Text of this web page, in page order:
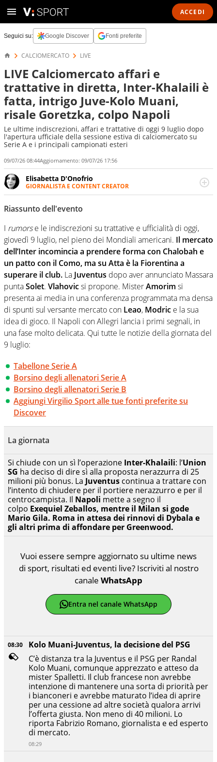
ACCEDI
Seguici su: Google Discover Fonti preferite
CALCIOMERCATO LIVE
LIVE Calciomercato affari e
trattative in diretta, Inter-Khalaili è
fatta, intrigo Juve-Kolo Muani,
risale Goretzka, colpo Napoli
Le ultime indiscrezioni, affari e trattative di oggi 9 luglio dopo
l'apertura ufficiale della sessione estiva di calciomercato su
Serie A e i principali campionati esteri
09/07/26 08:44Aggiornamento: 09/07/26 17:56
Elisabetta D'Onofrio
GIORNALISTA E CONTENT CREATOR
Giornalista professionista dal 2007, scrive per curiosità
personale e necessità: soprattutto di calcio, di sport e dei
suoi protagonisti, concedendosi innocenti evasioni
destra, oggi si sente a suo agio nel ruolo di libero. Cura
una classifica riservata dei migliori 5 calciatori di sempre.
Riassunto dell'evento
I rumorse le indiscrezioni su trattative e ufficialità di oggi,
giovedì 9 luglio, nel pieno dei Mondiali americani. Il mercato
dell’Inter incomincia a prendere forma con Chalobah e
un patto con il Como, ma su Atta è la Fiorentina a
superare il club. La Juventus dopo aver annunciato Massara
puntaSolet. Vlahovicsi propone. MisterAmorim si
presenta ai media in una conferenza programmata ma densa
di spunti sul versante mercato con Leao, Modric e la sua
idea di gioco. Il Napoli con Allegri lancia i primi segnali, in
una fase molto delicata. Qui tutte le notizie della giornata del
9 luglio:
Tabellone Serie A
Borsino degli allenatori Serie A
Borsino degli allenatori Serie B
Aggiungi Virgilio Sport alle tue fonti preferite su
Discover
La giornata
Si chiude con un sì l’operazione Inter-Khalaili: l’Union
SG ha deciso di dire sì alla proposta nerazzurra di 25
milioni più bonus. La Juventus continua a trattare con
l’intento di chiudere per il portiere nerazzurro e per il
centrocampista. Il Napoli mette a segno il
colpo Exequiel Zeballos, mentre il Milan si gode
Mario Gila. Roma in attesa dei rinnovi di Dybala e
gli altri prima di affondare per Greenwood.
08:30
Kolo Muani-Juventus, la decisione del PSG
C’è distanza tra la Juventus e il PSG per Randal
Kolo Muani, comunque apprezzato e atteso da
mister Spalletti. Il club francese non avrebbe
intenzione di mantenere una sorta di priorità per
i bianconeri e avrebbe maturato l’idea di aprire
per una cessione ad altre società qualora arrivi
l’offerta giusta. Non meno di 40 milioni. Lo
riporta Fabrizio Romano, giornalista e ed esperto
di mercato.
08:29
Vuoi essere sempre aggiornato su ultime news
di sport, risultati ed eventi live? Iscriviti al nostro
canale WhatsApp
Entra nel canale WhatsApp